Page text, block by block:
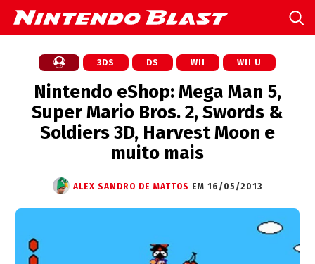
3DS DS WII WII U
Nintendo eShop: Mega Man 5,
Super Mario Bros. 2, Swords &
Soldiers 3D, Harvest Moon e
muito mais
ALEX SANDRO DE MATTOS EM 16/05/2013